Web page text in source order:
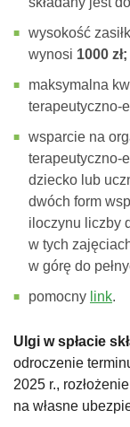
wysokość
wynosi 1000 zł;
maksymalna
terapeutyczno-
wsparcie na
terapeutyczno-
dziecko lub
dwóch form
iloczynu liczby
w tych
w górę do
pomocny link.
Ulgi w spłacie
odroczenie
2025 r.,
na własne